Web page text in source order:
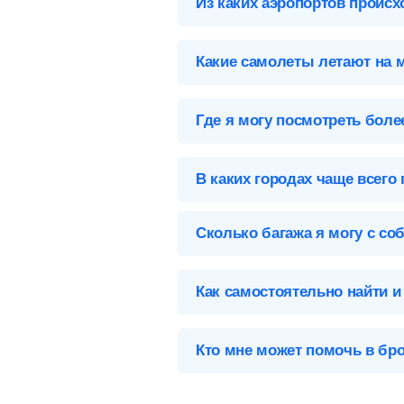
Минск (MSQ), Беларусь
Минск-2-MSQ
Какие самолеты летают на
Где я могу посмотреть
В каких городах чаще всего
Сколько багажа я могу с
Как самостоятельно найти
—
Кто мне может помочь в